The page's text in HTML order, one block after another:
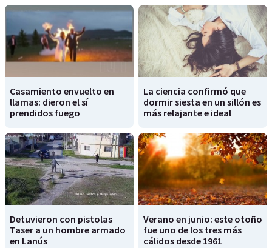
Casamiento envuelto en
llamas: dieron el sí
prendidos fuego
La ciencia confirmó que
dormir siesta en un sillón es
más relajante e ideal
Detuvieron con pistolas
Taser a un hombre armado
en Lanús
Verano en junio: este otoño
fue uno de los tres más
cálidos desde 1961